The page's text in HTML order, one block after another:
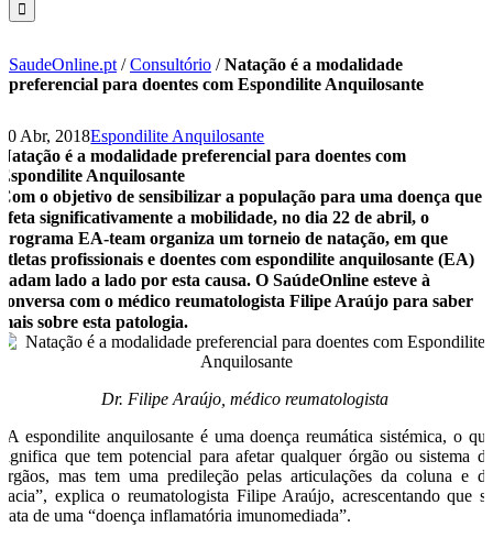
SaudeOnline.pt /Consultório /Natação é a modalidade
preferencial para doentes com Espondilite Anquilosante
20 Abr, 2018Espondilite Anquilosante
Natação é a modalidade preferencial para doentes com
Espondilite Anquilosante
Com o objetivo de sensibilizar a população para uma doença que
afeta significativamente a mobilidade, no dia 22 de abril, o
programa EA-team organiza um torneio de natação, em que
atletas profissionais e doentes com espondilite anquilosante (EA)
nadam lado a lado por esta causa. O SaúdeOnline esteve à
conversa com o médico reumatologista Filipe Araújo para saber
mais sobre esta patologia.
Dr. Filipe Araújo, médico reumatologista
“A espondilite anquilosante é uma doença reumática sistémica, o que
significa que tem potencial para afetar qualquer órgão ou sistema de
órgãos, mas tem uma predileção pelas articulações da coluna e da
bacia”, explica o reumatologista Filipe Araújo, acrescentando que se
trata de uma “doença inflamatória imunomediada”.